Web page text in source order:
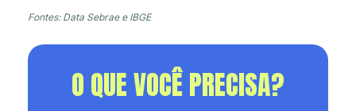
Fontes: Data Sebrae e IBGE
O QUE VOCÊ PRECISA?